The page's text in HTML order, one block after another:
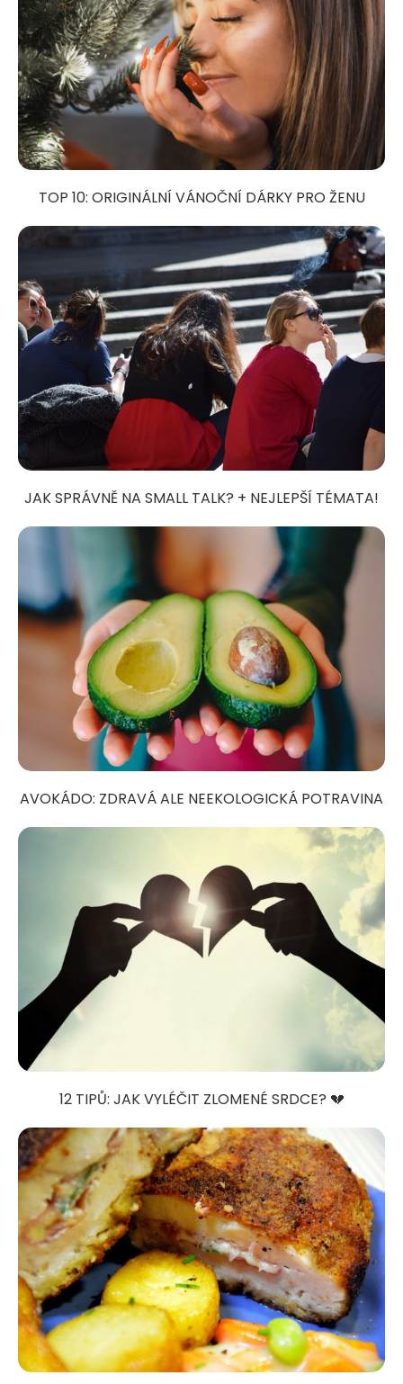
TOP 10: ORIGINÁLNÍ VÁNOČNÍ DÁRKY PRO ŽENU
JAK SPRÁVNĚ NA SMALL TALK? + NEJLEPŠÍ TÉMATA!
AVOKÁDO: ZDRAVÁ ALE NEEKOLOGICKÁ POTRAVINA
12 TIPŮ: JAK VYLÉČIT ZLOMENÉ SRDCE? 💔